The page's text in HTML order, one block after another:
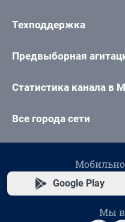
Техподдержка
Предвыборная
Статистика канала в
Все города сети
Google Play
Мы в